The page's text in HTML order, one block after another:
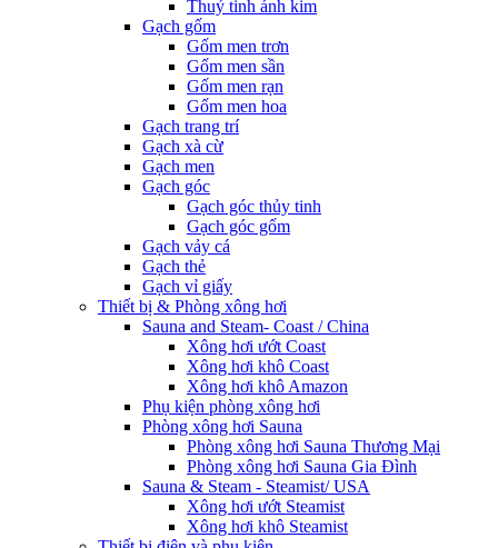
Thuỷ tinh ánh kim
Gạch gốm
Gốm men trơn
Gốm men sần
Gốm men rạn
Gốm men hoa
Gạch trang trí
Gạch xà cừ
Gạch men
Gạch góc
Gạch góc thủy tinh
Gạch góc gốm
Gạch vảy cá
Gạch thẻ
Gạch vỉ giấy
Thiết bị & Phòng xông hơi
Sauna and Steam- Coast / China
Xông hơi ướt Coast
Xông hơi khô Coast
Xông hơi khô Amazon
Phụ kiện phòng xông hơi
Phòng xông hơi Sauna
Phòng xông hơi Sauna Thương Mại
Phòng xông hơi Sauna Gia Đình
Sauna & Steam - Steamist/ USA
Xông hơi ướt Steamist
Xông hơi khô Steamist